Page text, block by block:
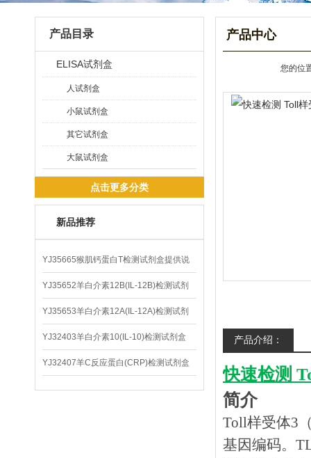
产品目录
ELISA试剂盒
人试剂盒
小鼠试剂盒
其它试剂盒
大鼠试剂盒
点击更多分类
新品推荐
YJ35665猴肌钙蛋白T检测试剂盒提供说
明书
YJ35652羊白介素12B(IL-12B)检测试剂
盒
YJ35653羊白介素12A(IL-12A)检测试剂
盒
YJ32403羊白介素10(IL-10)检测试剂盒
YJ32407羊C反应蛋白(CRP)检测试剂盒
产品中心
您的位
产品介绍：
快速检测
简介
Toll样受体3
基因编码。